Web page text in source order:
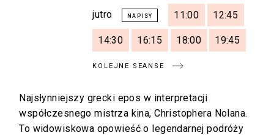
jutro 11:00 12:45
14:30 16:15 18:00 19:45
KOLEJNE SEANSE
Najsłynniejszy grecki epos w interpretacji
współczesnego mistrza kina, Christophera Nolana.
To widowiskowa opowieść o legendarnej podróży